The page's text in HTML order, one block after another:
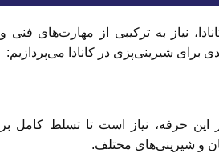
نیاز به ترکیبی از مهارت‌های فنی و
شیرینی‌پزی در کانادا می‌پردازیم:
حرفه، نیاز است تا تسلط کامل بر
و شیرینی‌های مختلف.